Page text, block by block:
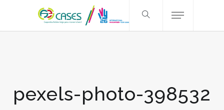
pexels-photo-398532